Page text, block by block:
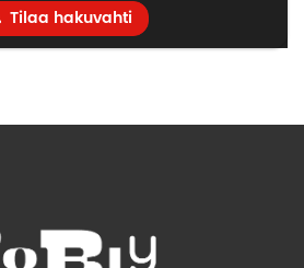
Tilaa hakuvahti